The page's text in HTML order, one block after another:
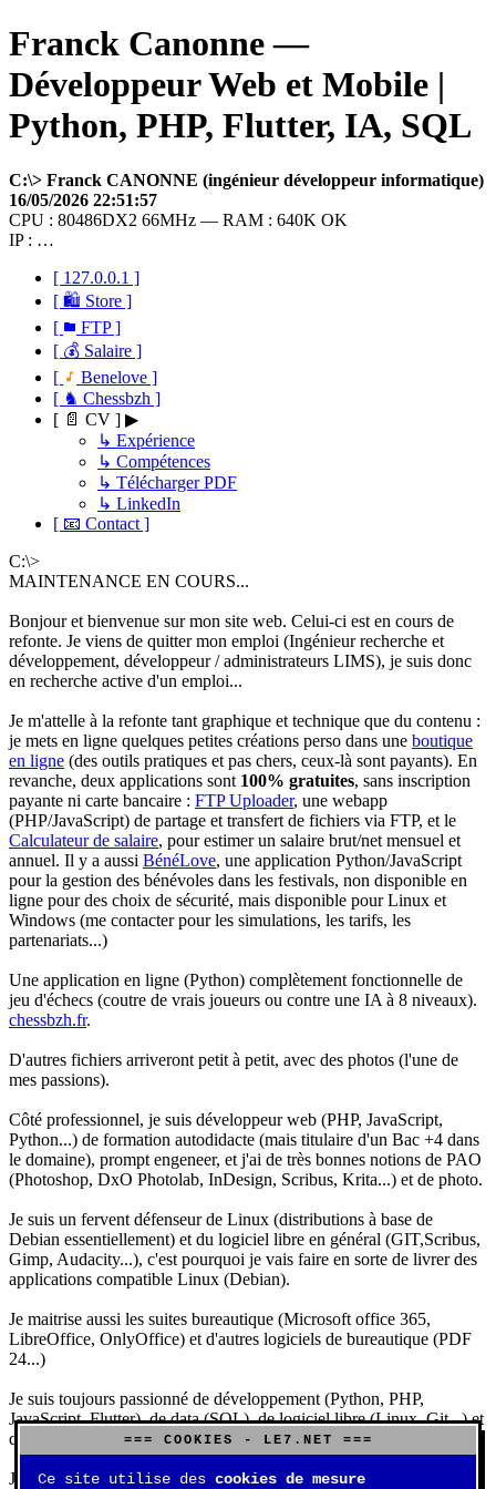
Franck Canonne —
Développeur Web et Mobile |
Python, PHP, Flutter, IA, SQL
C:\> Franck CANONNE (ingénieur développeur informatique)
16/05/2026 22:51:57
CPU : 80486DX2 66MHz — RAM : 640K OK
IP : …
[ 127.0.0.1 ]
[ 🛍 Store ]
[
FTP ]
[ 💰 Salaire ]
[
Benelove ]
[ ♞ Chessbzh ]
[ 📄 CV ] ▶
↳ Expérience
↳ Compétences
↳ Télécharger PDF
↳ LinkedIn
[ 📧 Contact ]
C:\>
MAINTENANCE EN COURS...
Bonjour et bienvenue sur mon site web. Celui-ci est en cours de
refonte. Je viens de quitter mon emploi (Ingénieur recherche et
développement, développeur / administrateurs LIMS), je suis donc
en recherche active d'un emploi...
Je m'attelle à la refonte tant graphique et technique que du contenu :
je mets en ligne quelques petites créations perso dans une boutique
en ligne (des outils pratiques et pas chers, ceux-là sont payants). En
revanche, deux applications sont 100% gratuites, sans inscription
payante ni carte bancaire : FTP Uploader, une webapp
(PHP/JavaScript) de partage et transfert de fichiers via FTP, et le
Calculateur de salaire, pour estimer un salaire brut/net mensuel et
annuel. Il y a aussi BénéLove, une application Python/JavaScript
pour la gestion des bénévoles dans les festivals, non disponible en
ligne pour des choix de sécurité, mais disponible pour Linux et
Windows (me contacter pour les simulations, les tarifs, les
partenariats...)
Une application en ligne (Python) complètement fonctionnelle de
jeu d'échecs (coutre de vrais joueurs ou contre une IA à 8 niveaux).
chessbzh.fr.
D'autres fichiers arriveront petit à petit, avec des photos (l'une de
mes passions).
Côté professionnel, je suis développeur web (PHP, JavaScript,
Python...) de formation autodidacte (mais titulaire d'un Bac +4 dans
le domaine), prompt engeneer, et j'ai de très bonnes notions de PAO
(Photoshop, DxO Photolab, InDesign, Scribus, Krita...) et de photo.
Je suis un fervent défenseur de Linux (distributions à base de
Debian essentiellement) et du logiciel libre en général (GIT,Scribus,
Gimp, Audacity...), c'est pourquoi je vais faire en sorte de livrer des
applications compatible Linux (Debian).
Je maitrise aussi les suites bureautique (Microsoft office 365,
LibreOffice, OnlyOffice) et d'autres logiciels de bureautique (PDF
24...)
Je suis toujours passionné de développement (Python, PHP,
JavaScript, Flutter), de data (SQL), de logiciel libre (Linux, Git...) et
d'IA (principalement Claude et DeepSeek).
J'aime jouer, surtout aux jeux de sociétés (Risk, Uno, Scrabble...),
=== COOKIES - LE7.NET ===
Ce site utilise des cookies de mesure